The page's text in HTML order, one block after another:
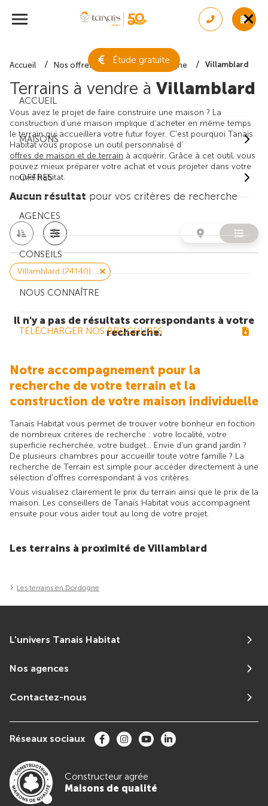
Étude gratuite
ACCUEIL
MAISONS
OFFRES
AGENCES
CONSEILS
NOUS CONNAÎTRE
TÉLÉCHARGER NOS BROCHURES
Accueil Nos offres de terrain Dordogne Villamblard
Terrains à vendre à Villamblard
Vous avez le projet de faire construire une maison ? La
construction d'une maison implique d'acheter en même temps
le terrain qui accueillera votre futur foyer. C'est pourquoi Tanaïs
Habitat vous propose un outil personnalisé d'
offres de maison et de terrain à acquérir. Grâce à cet outil, vous
pouvez mieux préparer votre achat et vous projeter dans votre
nouvel habitat.
Aucun résultatpour vos critères de recherche
Villamblard (24140)
Il n'y a pas de résultats correspondants à votre
recherche.
Notre accompagnement pour la
recherche de votre terrain et la
construction de votre maison individuelle
Tanaïs Habitat vous permet de trouver votre bonheur en foction
de nombreux critères de recherche : votre localité, votre
superficie recherchée, votre budget... Envie d'un grand jardin ?
De plusieurs chambres pour accueillir toute votre famille ? La
recherche de Terrain est simple pour accéder directement à une
sélection d'offres correspondant à vos critères.
Vous visualisez clairement le prix du terrain ainsi que le prix de la
maison. Les conseillers de Tanaïs Habitat vous accompagnent
ensuite pour vous aider tout au long de votre projet.
Les terrains à proximité de Villamblard
Les terrains en Dordogne
L'univers Tanais Habitat
Nos agences
Contactez-nous
Réseaux sociaux
Constructeur agrée
Maisons de qualité